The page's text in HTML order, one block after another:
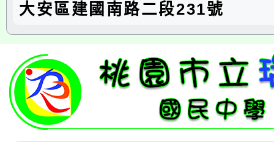
大安區建國南路二段231號